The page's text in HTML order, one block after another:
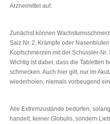
Arzneimittel auf.
Zunächst können
Salz Nr. 2, Krämpfe oder
Kopfschmerzen mit der Schüssler-
Wichtig ist dabei, dass die Tabletten
schmecken. Auch hier gilt, nur im
wiederholen, niemals vorbeugend
Alle Extremzustände bedürfen,
handelt, keiner Globulis, sondern